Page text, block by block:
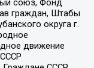
союз, Фонд
граждан, Штабы
округа г.
движение